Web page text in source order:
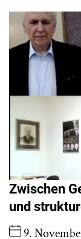
Zwischen
und
9.